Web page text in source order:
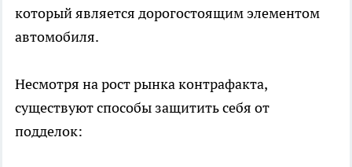
который является дорогостоящим элементом
автомобиля.
Несмотря на рост рынка контрафакта,
существуют способы защитить себя от
подделок: